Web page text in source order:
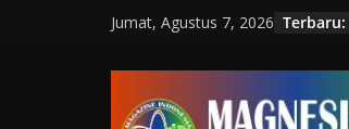
Jumat, Agustus 7, 2026 Terbaru: